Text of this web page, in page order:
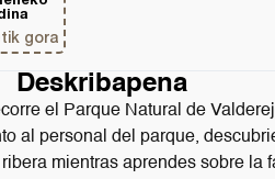
gora
Deskribapena
el Parque Natural de
al personal del parque,
mientras aprendes sobre la